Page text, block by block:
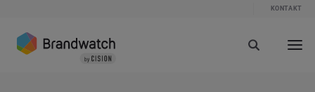
KONTAKT